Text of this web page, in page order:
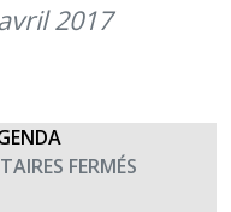
2017
FERMÉS